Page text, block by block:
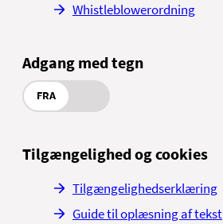
Whistleblowerordning
Adgang med tegn
FRA
Tilgængelighed og cookies
Tilgængelighedserklæring
Guide til oplæsning af tekst